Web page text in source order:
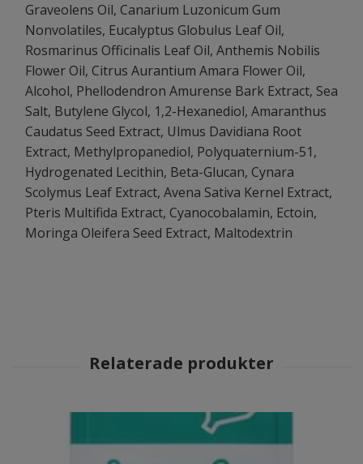
Graveolens Oil, Canarium Luzonicum Gum
Nonvolatiles, Eucalyptus Globulus Leaf Oil,
Rosmarinus Officinalis Leaf Oil, Anthemis Nobilis
Flower Oil, Citrus Aurantium Amara Flower Oil,
Alcohol, Phellodendron Amurense Bark Extract, Sea
Salt, Butylene Glycol, 1,2-Hexanediol, Amaranthus
Caudatus Seed Extract, Ulmus Davidiana Root
Extract, Methylpropanediol, Polyquaternium-51,
Hydrogenated Lecithin, Beta-Glucan, Cynara
Scolymus Leaf Extract, Avena Sativa Kernel Extract,
Pteris Multifida Extract, Cyanocobalamin, Ectoin,
Moringa Oleifera Seed Extract, Maltodextrin